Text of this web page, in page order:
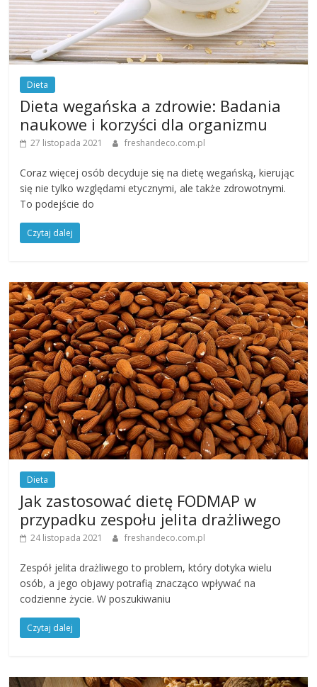
Dieta
Dieta wegańska a zdrowie: Badania
naukowe i korzyści dla organizmu
27 listopada 2021 freshandeco.com.pl
Coraz więcej osób decyduje się na dietę wegańską, kierując
się nie tylko względami etycznymi, ale także zdrowotnymi.
To podejście do
Czytaj dalej
Dieta
Jak zastosować dietę FODMAP w
przypadku zespołu jelita drażliwego
24 listopada 2021 freshandeco.com.pl
Zespół jelita drażliwego to problem, który dotyka wielu
osób, a jego objawy potrafią znacząco wpływać na
codzienne życie. W poszukiwaniu
Czytaj dalej